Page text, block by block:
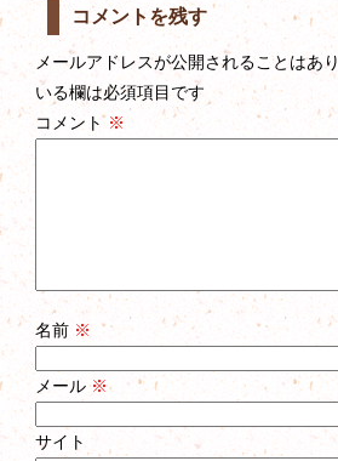
コメントを残す
メールアドレスが公開されることはあり
いる欄は必須項目です
コメント ※
名前 ※
メール※
サイト